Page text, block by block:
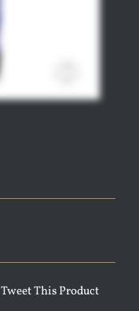
Tweet This Product